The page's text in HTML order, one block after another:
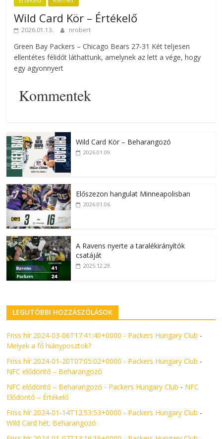
Wild Card Kör – Értékelő
2026.01.13. nrobert
Green Bay Packers – Chicago Bears 27-31 Két teljesen
ellentétes félidőt láthattunk, amelynek az lett a vége, hogy
egy agyonnyert
Kommentek
Wild Card Kör – Beharangozó
2026.01.09.
Előszezon hangulat Minneapolisban
2026.01.06.
A Ravens nyerte a taralékirányítók
csatáját
2025.12.29.
LEGUTÓBBI HOZZÁSZÓLÁSOK
Friss hír 2024-03-06T17:41:40+0000 - Packers Hungary Club -
Melyek a fő hiányposztok?
Friss hír 2024-01-20T07:05:02+0000 - Packers Hungary Club -
NFC elődöntő – Beharangozó
NFC elődöntő – Beharangozó - Packers Hungary Club - NFC
Elődöntő – Értékelő
Friss hír 2024-01-14T12:53:53+0000 - Packers Hungary Club -
Wild Card hét. Beharangozó